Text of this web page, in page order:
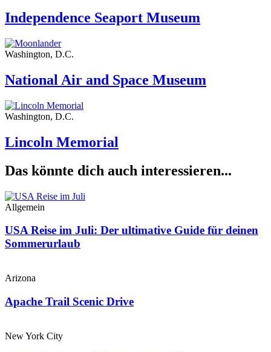
Independence Seaport Museum
Washington, D.C.
National Air and Space Museum
Washington, D.C.
Lincoln Memorial
Das könnte dich auch interessieren...
Allgemein
USA Reise im Juli: Der ultimative Guide für deinen
Sommerurlaub
Arizona
Apache Trail Scenic Drive
New York City